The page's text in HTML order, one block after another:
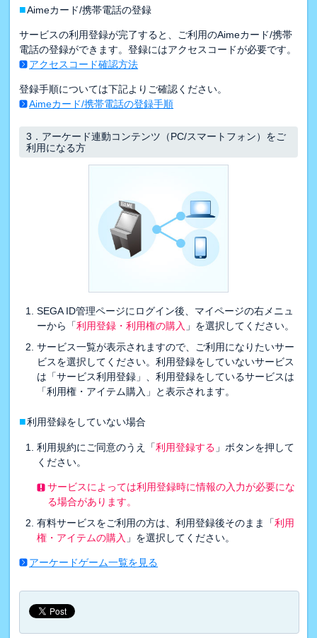
■Aimeカード/携帯電話の登録
サービスの利用登録が完了すると、ご利用のAimeカード/携帯
電話の登録ができます。登録にはアクセスコードが必要です。
アクセスコード確認方法
登録手順については下記よりご確認ください。
Aimeカード/携帯電話の登録手順
3． アーケード連動コンテンツ（PC/スマートフォン）をご
利用になる方
SEGA ID管理ページにログイン後、マイページの右メニュ
ーから「利用登録・利用権の購入 」を選択してください。
サービス一覧が表示されますので、ご利用になりたいサー
ビスを選択してください。利用登録をしていないサービス
は「サービス利用登録」、利用登録をしているサービスは
「利用権・アイテム購入」と表示されます。
■利用登録をしていない場合
利用規約にご同意のうえ「利用登録する 」ボタンを押して
ください。
サービスによっては利用登録時に情報の入力が必要にな
る場合があります。
有料サービスをご利用の方は、利用登録後そのまま「利用
権・アイテムの購入 」を選択してください。
アーケードゲーム一覧を見る